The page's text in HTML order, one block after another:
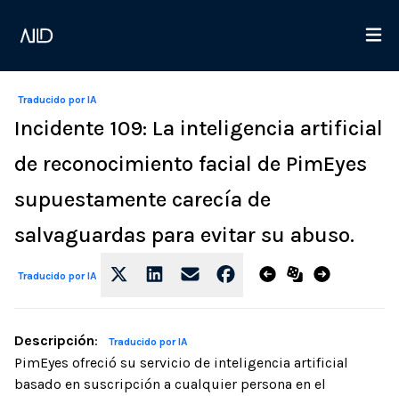
Traducido por IA
Incidente 109: La inteligencia artificial
de reconocimiento facial de PimEyes
supuestamente carecía de
salvaguardas para evitar su abuso.
Traducido por IA
Descripción: Traducido por IA
PimEyes ofreció su servicio de inteligencia artificial
basado en suscripción a cualquier persona en el